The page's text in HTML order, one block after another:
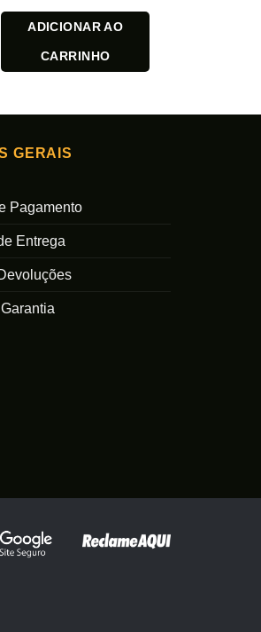
ADICIONAR AO
CARRINHO
GERAIS
Pagamento
Entrega